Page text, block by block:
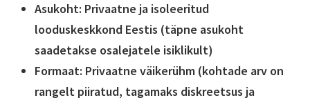
Asukoht: Privaatne ja isoleeritud
looduskeskkond Eestis (täpne asukoht
saadetakse osalejatele isiklikult)
Formaat: Privaatne väikerühm (kohtade arv on
rangelt piiratud, tagamaks diskreetsus ja